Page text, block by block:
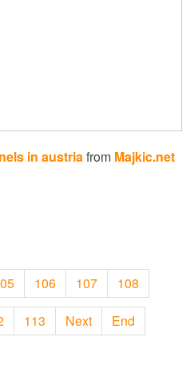
in austriafrom Majkic.net
106 107 108
113 Next End